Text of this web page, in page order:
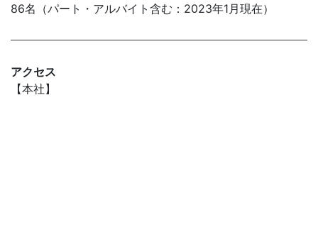
86名（パート・アルバイト含む：2023年1月現在）
アクセス
【本社】